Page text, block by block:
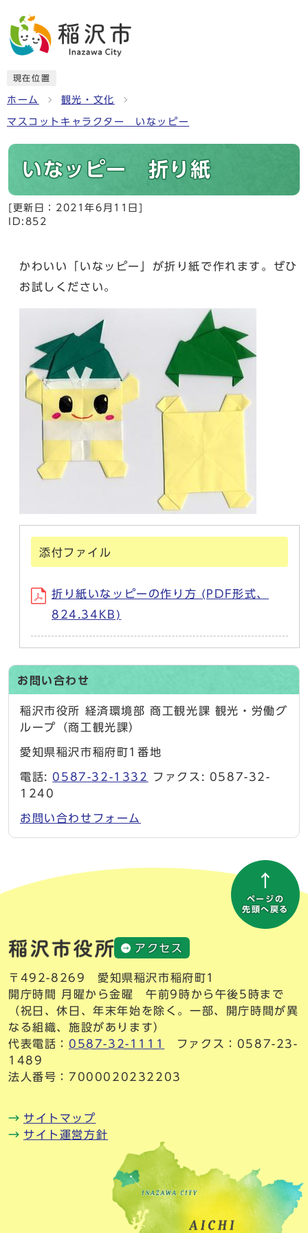
現在位置
ホーム 観光・文化
マスコットキャラクター いなッピー
いなッピー 折り紙
[更新日： 2021年6月11日
ID:852
かわいい「いなッピー」が折り紙で作れます。ぜひ
お試しください。
添付ファイル
折り紙いなッピーの作り方 (PDF形式、
824.34KB)
お問い合わせ
稲沢市役所 経済環境部 商工観光課 観光・労働グ
ループ（商工観光課）
愛知県稲沢市稲府町1番地
電話: 0587-32-1332
ファクス: 0587-32-
1240
お問い合わせフォーム
ページの
先頭へ戻る
アクセス
〒492-8269 愛知県稲沢市稲府町1
開庁時間 月曜から金曜 午前9時から午後5時まで
（祝日、休日、年末年始を除く。一部、開庁時間が異
なる組織、施設があります）
代表電話： 0587-32-1111
ファクス：0587-23-
1489
法人番号：7000020232203
サイトマップ
サイト運営方針